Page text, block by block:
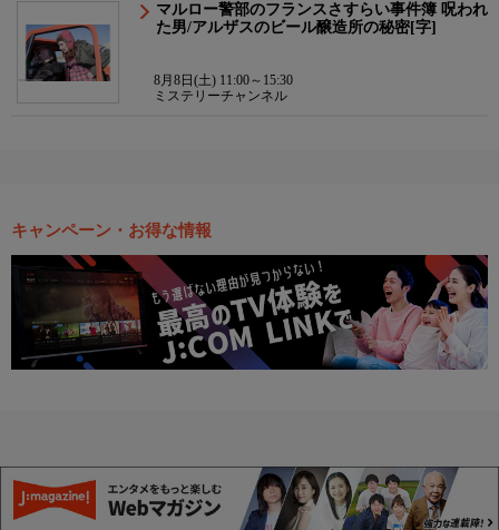
マルロー警部のフランスさすらい事件簿 呪われ
た男/アルザスのビール醸造所の秘密[字]
8月8日(土) 11:00～15:30
ミステリーチャンネル
キャンペーン・お得な情報